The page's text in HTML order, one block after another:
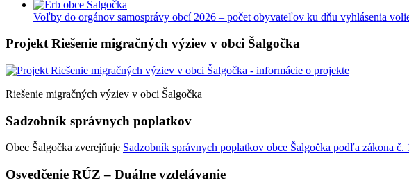
Voľby do orgánov samosprávy obcí 2026 – počet obyvateľov ku dňu vyhlásenia
Projekt Riešenie migračných výziev v obci Šalgočka
Riešenie migračných výziev v obci Šalgočka
Sadzobník správnych poplatkov
Obec Šalgočka zverejňuje Sadzobník správnych poplatkov obce Šalgočka podľa zákona
Osvedčenie RÚZ – Duálne vzdelávanie